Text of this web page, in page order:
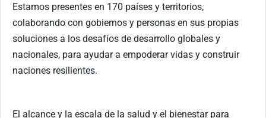
Estamos presentes en 170 países y territorios,
colaborando con gobiernos y personas en sus propias
soluciones a los desafíos de desarrollo globales y
nacionales, para ayudar a empoderar vidas y construir
naciones resilientes.
El alcance y la escala de la salud y el bienestar para